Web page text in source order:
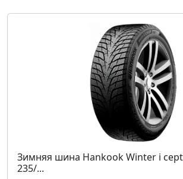
Зимняя шина Hankook Winter i cept
235/...